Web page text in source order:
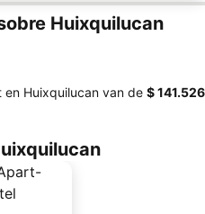
Huixquilucan
Huixquilucan van de ‎$ 141.526